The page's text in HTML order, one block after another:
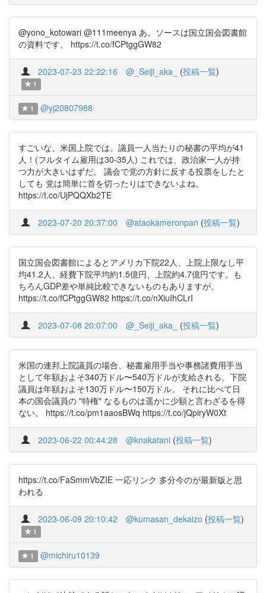
@yono_kotowari @111meenya あ。ソースは国立国会図書館
の資料です。 https://t.co/fCPtggGW82
2023-07-23 22:22:16 @_Seiji_aka_ (投稿一覧)
1
1 @yj20807988
すごいな、米国上院では、議員一人当たりの秘書の平均が41
人！(フルタイム雇用は30-35人) これでは、政治家一人が持
つ力が大きいはずだ。 議会で党の方針に反する投票をしたと
しても 党は簡単に首を切ったりはできないよね。
https://t.co/UjPQQXb2TE
2023-07-20 20:37:00 @ataokameronpan (投稿一覧)
国立国会図書館によるとアメリカ下院22人、上院上限なし平
均41.2人、経費下院平均約1.5億円、上院約4.7億円です。も
ちろんGDP差や単純比較できないものもありますが。
https://t.co/fCPtggGW82 https://t.co/nXiuIhCLrI
2023-07-08 20:07:00 @_Seiji_aka_ (投稿一覧)
米国の連邦上院議員の場合、秘書雇用手当や事務諸費用手当
として年額およそ340万ドル〜540万ドルが支給される。下院
議員は年額およそ130万ドル〜150万ドル。 それに比べて日
本の国会議員の "特権" なるものは遥かに少額と言わざるを得
ない。 https://t.co/pm1aaosBWq https://t.co/jQpiryW0Xt
2023-06-22 00:44:28 @knakatani (投稿一覧)
https://t.co/FaSmmVbZIE 一応リンク 多分今のが最新版と思
われる
2023-06-09 20:10:42 @kumasan_dekaizo (投稿一覧)
1
1 @michiru10139